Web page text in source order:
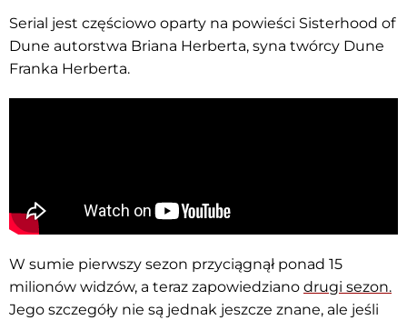
Serial jest częściowo oparty na powieści Sisterhood of
Dune autorstwa Briana Herberta, syna twórcy Dune
Franka Herberta.
W sumie pierwszy sezon przyciągnął ponad 15
milionów widzów, a teraz zapowiedziano drugi sezon.
Jego szczegóły nie są jednak jeszcze znane, ale jeśli